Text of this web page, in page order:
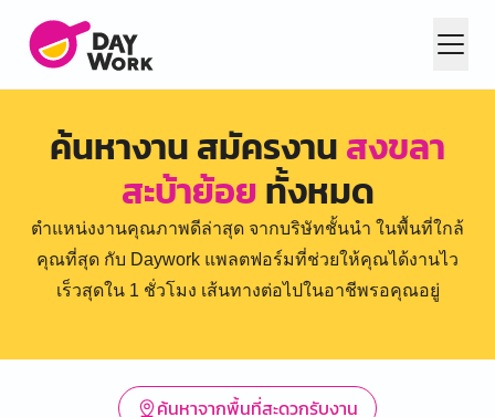
ค้นหางาน สมัครงานสงขลา
สะบ้าย้อยทั้งหมด
ตำแหน่งงานคุณภาพดีล่าสุด จากบริษัทชั้นนำ ในพื้นที่ใกล้
คุณที่สุด กับ Daywork แพลตฟอร์มที่ช่วยให้คุณได้งานไว
เร็วสุดใน 1 ชั่วโมง เส้นทางต่อไปในอาชีพรอคุณอยู่
ค้นหาจากพื้นที่สะดวกรับงาน